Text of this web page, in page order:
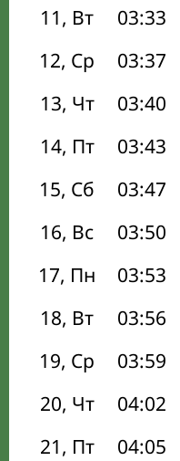
11, Вт
03:33
12, Ср
03:37
13, Чт
03:40
14, Пт
03:43
15, Сб
03:47
16, Вс
03:50
17, Пн
03:53
18, Вт
03:56
19, Ср
03:59
20, Чт
04:02
21, Пт
04:05